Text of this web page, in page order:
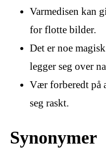
Varmedisen kan
for flotte bilder.
Det er noe
legger seg over
Vær forberedt på
seg raskt.
Synonymer